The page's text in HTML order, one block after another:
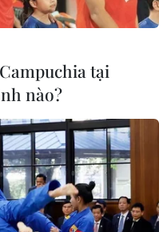
tại
nào?